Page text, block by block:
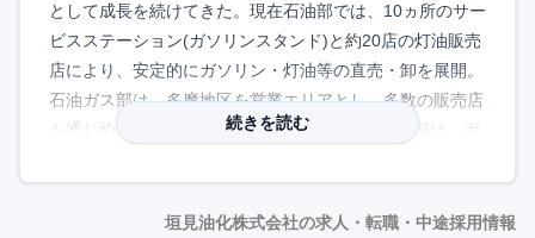
として成長を続けてきた。現在石油部では、10ヵ所のサー
ビスステーション(ガソリンスタンド)と約20店の灯油販売
店により、安定的にガソリン・灯油等の直売・卸を展開。
石油ガス部は、多摩地区を営業エリアとし、多数の販売店
を通じ約4万件の家庭にLPガスを供給。合成樹脂部は、ポ
といった加工製品までを取り扱っており、近年これらのプ
続きを読む
垣見油化株式会社の求人・転職・中途採用情報